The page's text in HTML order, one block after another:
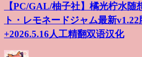
【PC/GAL/柚子社】橘光柠水随
ト・レモネードジャム最新
+2026.5.16人工精翻双语汉化